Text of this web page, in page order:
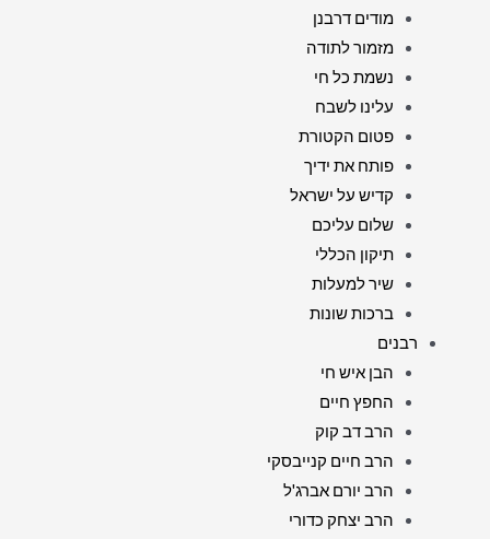
מודים דרבנן
מזמור לתודה
נשמת כל חי
עלינו לשבח
פטום הקטורת
פותח את ידיך
קדיש על ישראל
שלום עליכם
תיקון הכללי
שיר למעלות
ברכות שונות
רבנים
הבן איש חי
החפץ חיים
הרב דב קוק
הרב חיים קנייבסקי
הרב יורם אברג'ל
הרב יצחק כדורי